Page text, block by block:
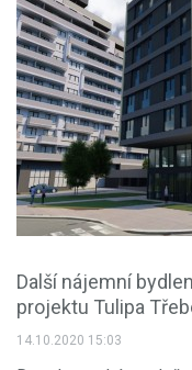
Další nájemní
projektu Tulipa
14.10.2020 15:03